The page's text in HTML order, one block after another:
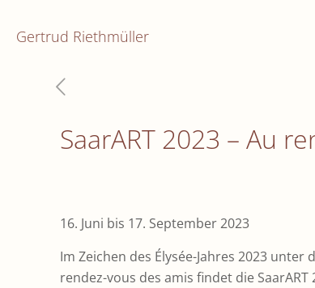
Gertrud Riethmüller
SaarART 2023 – Au
16. Juni bis 17. September 2023
Im Zeichen des Élysée-Jahres 2023 unter
rendez-vous des amis findet die SaarART